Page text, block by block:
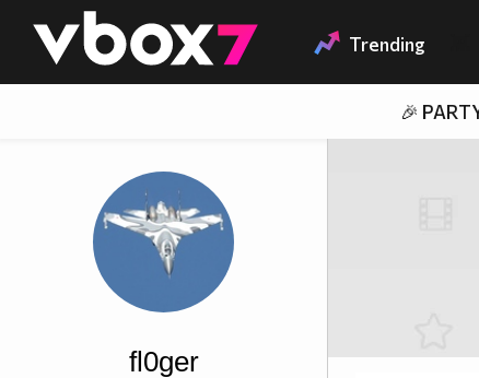
👾 Trending
🎉
fl0ger